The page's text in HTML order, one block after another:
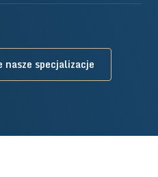
nasze specjalizacje